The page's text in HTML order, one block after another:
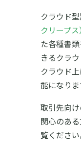
クラウド
クリープス）
た各種書
きるクラ
クラウド
能になりま
取引先向
関心のあ
覧ください